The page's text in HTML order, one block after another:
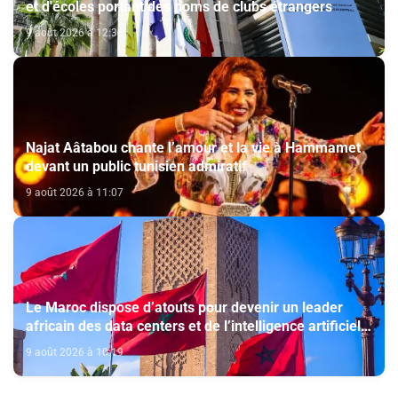
et d'écoles portant des noms de clubs étrangers
9 août 2026 à 12:36
Najat Aâtabou chante l’amour et la vie à Hammamet
devant un public tunisien admiratif
9 août 2026 à 11:07
Le Maroc dispose d’atouts pour devenir un leader
africain des data centers et de l’intelligence artificielle
(The conversation)
9 août 2026 à 10:19